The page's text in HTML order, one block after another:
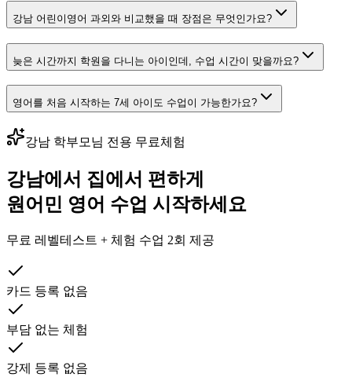
강남 어린이영어 과외와 비교했을 때 장점은 무엇인가요?
늦은 시간까지 학원을 다니는 아이인데, 수업 시간이 맞을까요?
영어를 처음 시작하는 7세 아이도 수업이 가능한가요?
강남 학부모님 전용 무료체험
강남에서 집에서 편하게
원어민 영어 수업 시작하세요
무료 레벨테스트 + 체험 수업 2회 제공
카드 등록 없음
부담 없는 체험
강제 등록 없음